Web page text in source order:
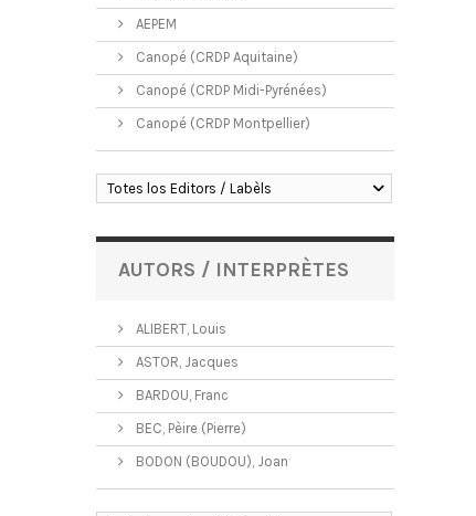
AEPEM
Canopé (CRDP Aquitaine)
Canopé (CRDP Midi-Pyrénées)
Canopé (CRDP Montpellier)
Totes los Editors / Labèls
AUTORS / INTERPRÈTES
ALIBERT, Louis
ASTOR, Jacques
BARDOU, Franc
BEC, Pèire (Pierre)
BODON (BOUDOU), Joan